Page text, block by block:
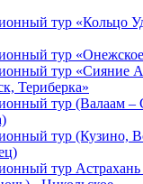
тур «Кольцо
тур
тур «Сияние
Териберка»
тур (Валаам –
тур (Кузино,
тур Астрахань